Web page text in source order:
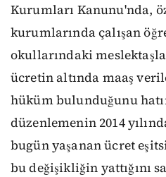
Kurumları Kanunu'nda,
kurumlarında çalışan
okullarındaki
ücretin altında maaş
hüküm bulunduğunu
düzenlemenin 2014
bugün yaşanan ücret
bu değişikliğin yattığını